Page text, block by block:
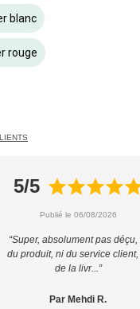
blanc
rouge
5/5
Publié le 06/08/2026
“Super, absolument pas déçu,
du produit, ni du service
de la livr...”
Par Mehdi R.